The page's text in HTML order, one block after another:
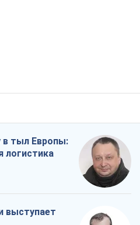
в тыл Европы:
логистика
выступает